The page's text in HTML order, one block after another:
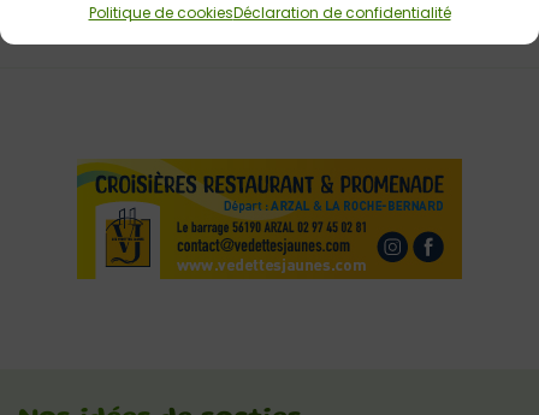
Politique de cookiesDéclaration de confidentialité